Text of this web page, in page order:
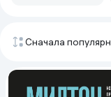
Сначала